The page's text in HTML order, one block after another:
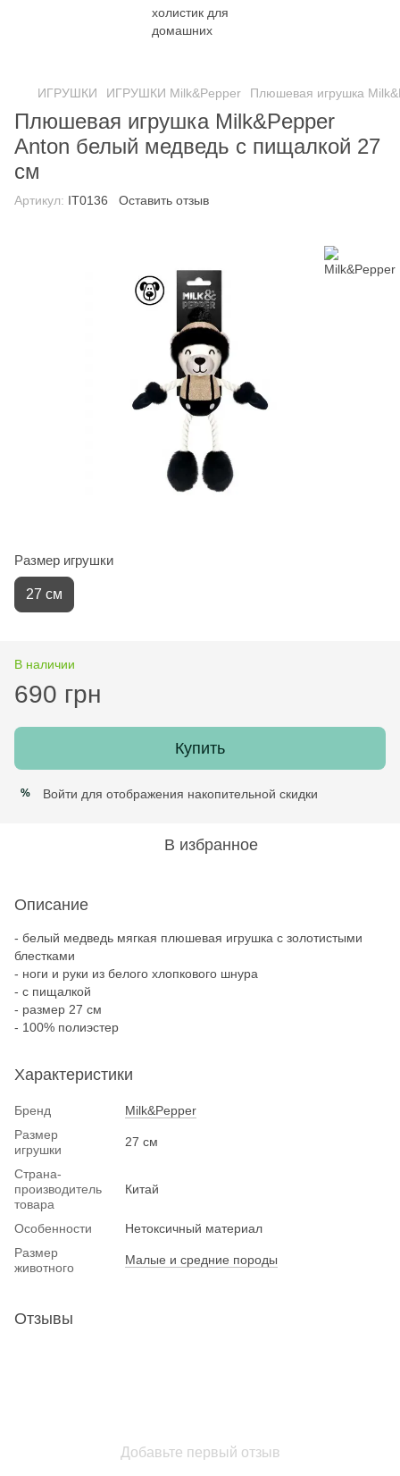
ИГРУШКИ ИГРУШКИ Milk&Pepper Плюшевая игрушка
Плюшевая игрушка Milk&Pepper
Anton белый медведь с пищалкой 27
см
Артикул: IT0136 Оставить отзыв
Размер игрушки
27 см
В наличии
690 грн
Купить
% Войти для отображения накопительной скидки
В избранное
Описание
- белый медведь мягкая плюшевая игрушка с золотистыми
блестками
- ноги и руки из белого хлопкового шнура
- с пищалкой
- размер 27 см
- 100% полиэстер
Характеристики
Бренд
Milk&Pepper
Размер
игрушки
27 см
Страна-
производитель
товара
Китай
Особенности
Нетоксичный материал
Размер
животного
Малые и средние породы
Отзывы
Добавьте первый отзыв